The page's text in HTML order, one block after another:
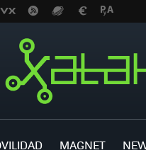
MAGNET